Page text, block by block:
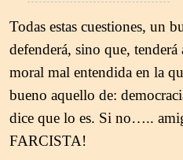
Todas estas cuestiones, un
defenderá, sino que,
moral mal entendida en la
bueno aquello de:
dice que lo es. Si no…..
FARCISTA!